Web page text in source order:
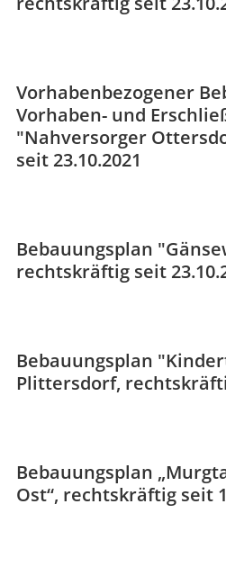
Vorhabenbezogener
Vorhaben- und
"Nahversorger
seit 23.10.2021
Bebauungsplan
rechtskräftig seit
Bebauungsplan
Plittersdorf,
Bebauungsplan
Ost“, rechtskräftig seit